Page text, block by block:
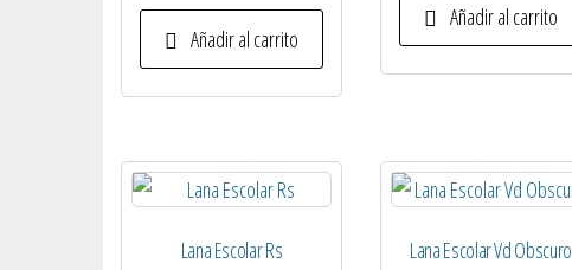
Añadir al carrito
Añadir al carrito
Lana Escolar Rs Lana Escolar Vd Obscuro